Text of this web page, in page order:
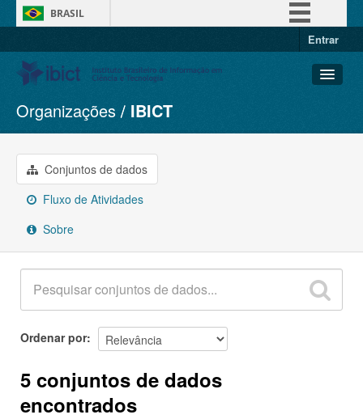
BRASIL
Entrar
Conjuntos de dados
Organizações
Grupos
Sobre
Organizações IBICT
Conjuntos de dados
Fluxo de Atividades
Sobre
Ordenar por
5 conjuntos de dados
encontrados